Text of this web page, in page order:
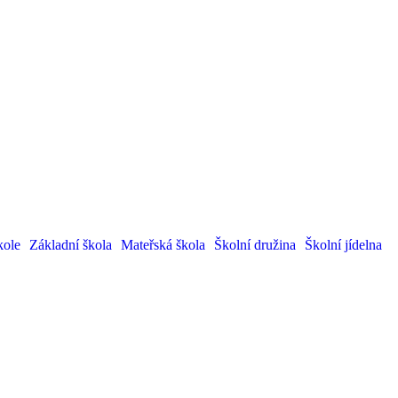
Základní škola Mateřská škola Školní družina Školní jídelna